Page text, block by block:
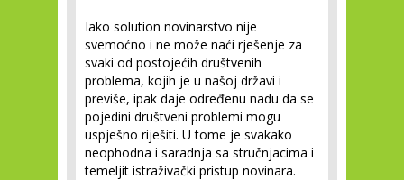
Iako solution novinarstvo nije
svemoćno i ne može naći rješenje za
svaki od postojećih društvenih
problema, kojih je u našoj državi i
previše, ipak daje određenu nadu da se
pojedini društveni problemi mogu
uspješno riješiti. U tome je svakako
neophodna i saradnja sa stručnjacima i
temeljit istraživački pristup novinara.